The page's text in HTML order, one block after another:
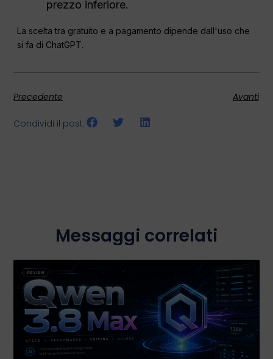
prezzo inferiore.
La scelta tra gratuito e a pagamento dipende dall'uso che
si fa di ChatGPT.
Precedente Avanti
Condividi il post:
Messaggi correlati